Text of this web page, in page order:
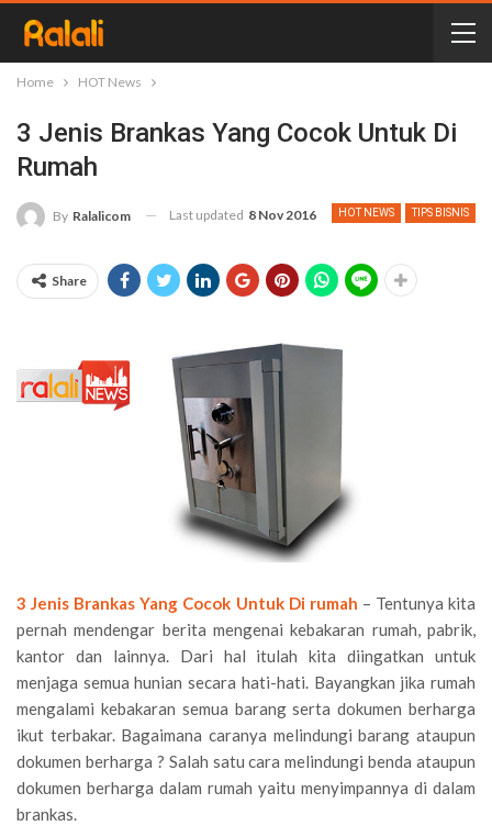
Home HOT News
3 Jenis Brankas Yang Cocok Untuk Di
Rumah
HOT NEWS TIPS BISNIS
By Ralalicom Last updated 8 Nov 2016
Share
3 Jenis Brankas Yang Cocok Untuk Di rumah – Tentunya kita
pernah mendengar berita mengenai kebakaran rumah, pabrik,
kantor dan lainnya. Dari hal itulah kita diingatkan untuk
menjaga semua hunian secara hati-hati. Bayangkan jika rumah
mengalami kebakaran semua barang serta dokumen berharga
ikut terbakar. Bagaimana caranya melindungi barang ataupun
dokumen berharga ? Salah satu cara melindungi benda ataupun
dokumen berharga dalam rumah yaitu menyimpannya di dalam
brankas.